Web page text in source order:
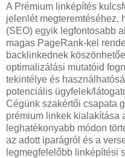
A Prémium linképítés
jelenlét megteremtéséhez,
(SEO) egyik legfontosabb
magas PageRank-kel
backlinkednek
optimalizálási mutatóid
tekintélye és
potenciális ügyfelek/
Cégünk szakértői csapata
prémium linkek kialakítása
leghatékonyabb módon
az adott iparágról és a
legmegfelelőbb linképítési